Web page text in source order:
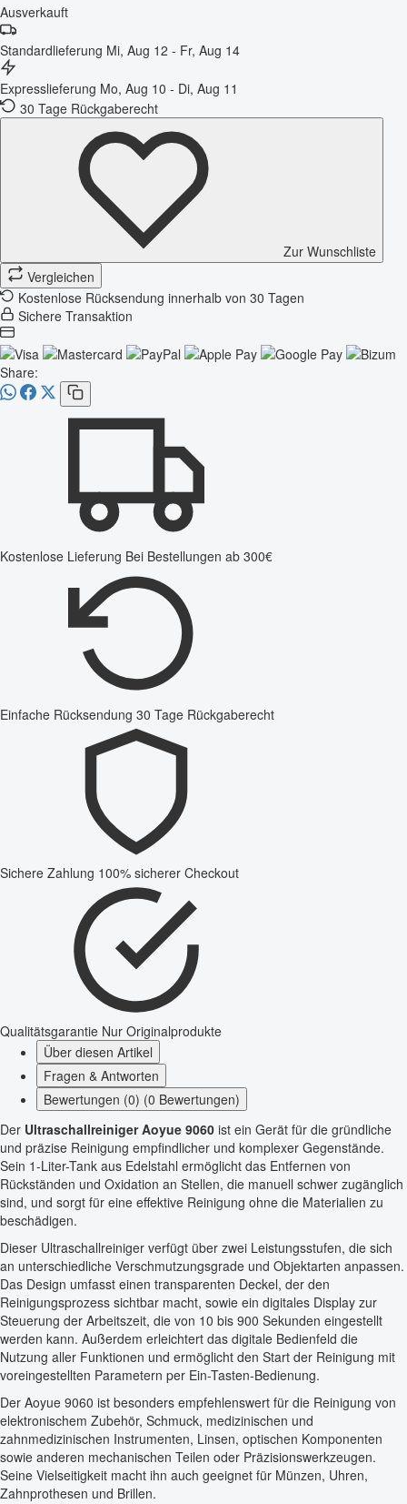
Ausverkauft
Standardlieferung Mi, Aug 12 - Fr, Aug 14
Expresslieferung Mo, Aug 10 - Di, Aug 11
30 Tage Rückgaberecht
Zur Wunschliste
Vergleichen
Kostenlose Rücksendung innerhalb von 30 Tagen
Sichere Transaktion
Share:
Kostenlose Lieferung Bei Bestellungen ab 300€
Einfache Rücksendung 30 Tage Rückgaberecht
Sichere Zahlung 100% sicherer Checkout
Qualitätsgarantie Nur Originalprodukte
Über diesen Artikel
Fragen & Antworten
Bewertungen (0) (0 Bewertungen)
Der Ultraschallreiniger Aoyue 9060 ist ein Gerät für die gründliche
und präzise Reinigung empfindlicher und komplexer Gegenstände.
Sein 1-Liter-Tank aus Edelstahl ermöglicht das Entfernen von
Rückständen und Oxidation an Stellen, die manuell schwer zugänglich
sind, und sorgt für eine effektive Reinigung ohne die Materialien zu
beschädigen.
Dieser Ultraschallreiniger verfügt über zwei Leistungsstufen, die sich
an unterschiedliche Verschmutzungsgrade und Objektarten anpassen.
Das Design umfasst einen transparenten Deckel, der den
Reinigungsprozess sichtbar macht, sowie ein digitales Display zur
Steuerung der Arbeitszeit, die von 10 bis 900 Sekunden eingestellt
werden kann. Außerdem erleichtert das digitale Bedienfeld die
Nutzung aller Funktionen und ermöglicht den Start der Reinigung mit
voreingestellten Parametern per Ein-Tasten-Bedienung.
Der Aoyue 9060 ist besonders empfehlenswert für die Reinigung von
elektronischem Zubehör, Schmuck, medizinischen und
zahnmedizinischen Instrumenten, Linsen, optischen Komponenten
sowie anderen mechanischen Teilen oder Präzisionswerkzeugen.
Seine Vielseitigkeit macht ihn auch geeignet für Münzen, Uhren,
Zahnprothesen und Brillen.